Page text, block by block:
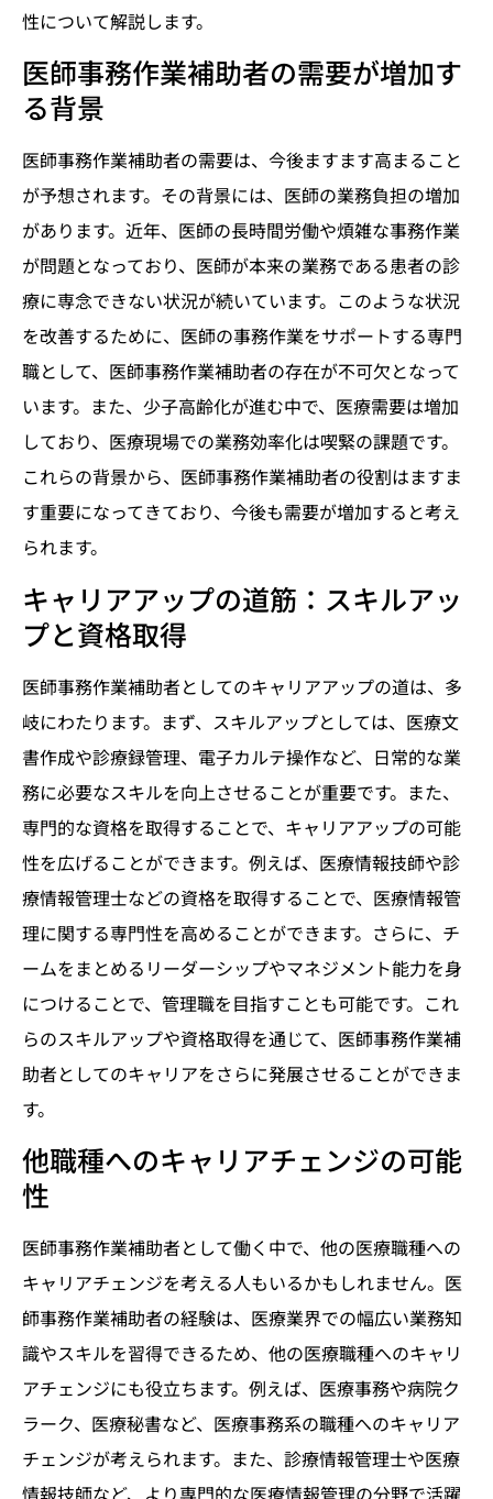
性について解説します。
医師事務作業補助者の需要が増加す
る背景
医師事務作業補助者の需要は、今後ますます高まること
が予想されます。その背景には、医師の業務負担の増加
があります。近年、医師の長時間労働や煩雑な事務作業
が問題となっており、医師が本来の業務である患者の診
療に専念できない状況が続いています。このような状況
を改善するために、医師の事務作業をサポートする専門
職として、医師事務作業補助者の存在が不可欠となって
います。また、少子高齢化が進む中で、医療需要は増加
しており、医療現場での業務効率化は喫緊の課題です。
これらの背景から、医師事務作業補助者の役割はますま
す重要になってきており、今後も需要が増加すると考え
られます。
キャリアアップの道筋：スキルアッ
プと資格取得
医師事務作業補助者としてのキャリアアップの道は、多
岐にわたります。まず、スキルアップとしては、医療文
書作成や診療録管理、電子カルテ操作など、日常的な業
務に必要なスキルを向上させることが重要です。また、
専門的な資格を取得することで、キャリアアップの可能
性を広げることができます。例えば、医療情報技師や診
療情報管理士などの資格を取得することで、医療情報管
理に関する専門性を高めることができます。さらに、チ
ームをまとめるリーダーシップやマネジメント能力を身
につけることで、管理職を目指すことも可能です。これ
らのスキルアップや資格取得を通じて、医師事務作業補
助者としてのキャリアをさらに発展させることができま
す。
他職種へのキャリアチェンジの可能
性
医師事務作業補助者として働く中で、他の医療職種への
キャリアチェンジを考える人もいるかもしれません。医
師事務作業補助者の経験は、医療業界での幅広い業務知
識やスキルを習得できるため、他の医療職種へのキャリ
アチェンジにも役立ちます。例えば、医療事務や病院ク
ラーク、医療秘書など、医療事務系の職種へのキャリア
チェンジが考えられます。また、診療情報管理士や医療
情報技師など、より専門的な医療情報管理の分野で活躍